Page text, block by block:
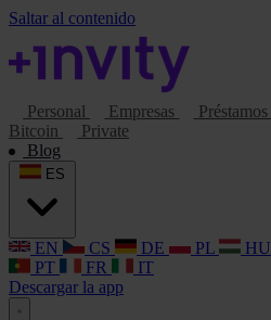
Saltar al contenido
Personal Empresas Préstamos
Bitcoin
Private
Blog
EN CS DE PL HU
PT
FR
IT
Descargar la app